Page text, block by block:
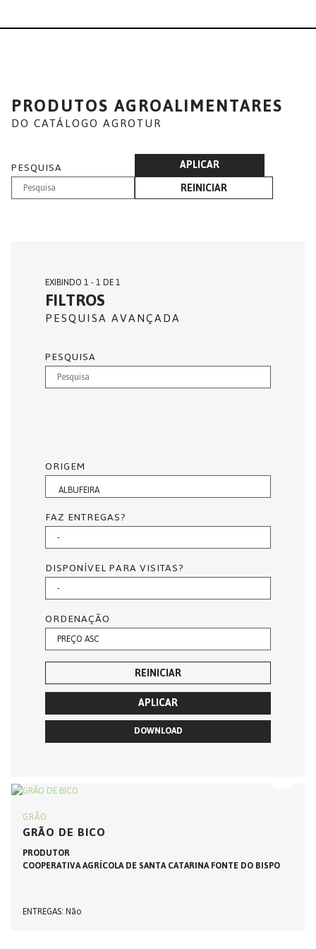
PRODUTOS AGROALIMENTARES
DO CATÁLOGO AGROTUR
PESQUISA
APLICAR
REINICIAR
GRÃO
GRÃO DE BICO
PRODUTOR
COOPERATIVA AGRÍCOLA DE SANTA CATARINA FONTE DO BISPO
ENTREGAS Não
EXIBINDO 1 - 1 DE 1
FILTROS
PESQUISA AVANÇADA
PESQUISA
ORIGEM
FAZ ENTREGAS?
DISPONÍVEL PARA VISITAS?
ORDENAÇÃO
APLICAR
REINICIAR
DOWNLOAD